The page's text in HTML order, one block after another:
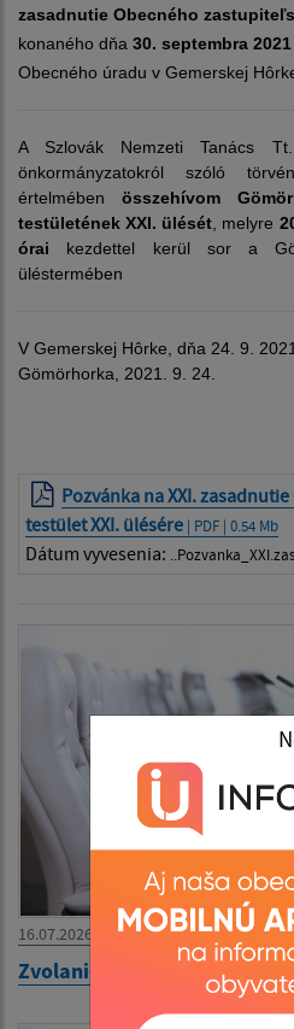
zasadnutie Obecného
konaného dňa 30. septembra
Obecného úradu v Gemerskej
A Szlovák Nemzeti Tanács
önkormányzatokról szóló
értelmében összehívom
testületének XXI. ülését , melyre
órai kezdettel kerül sor a
üléstermében
V Gemerskej Hôrke, dňa 24. 9. 2021
Gömörhorka, 2021. 9. 24.
Pozvánka na XXI.
testület XXI. ülésére | PDF | 0.54 Mb
Dátum vyvesenia:
16.07.2026
Zvolanie 40. zasadnutia OZ